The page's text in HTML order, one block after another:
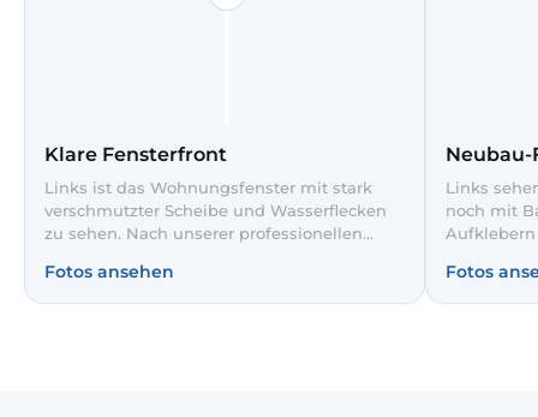
Klare Fensterfront
Links ist das Wohnungsfenster mit stark
verschmutzter Scheibe und Wasserflecken
zu sehen. Nach unserer professionellen
Hochhäuser und den Himmel wieder klar
und streifenfrei. So wirkt der Raum heller
Fotos ansehen
Links
noch mit
Aufklebern
Rahmen
Fotos